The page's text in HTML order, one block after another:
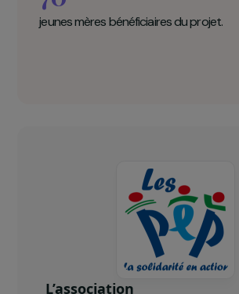
jeunes mères bénéficiaires du projet.